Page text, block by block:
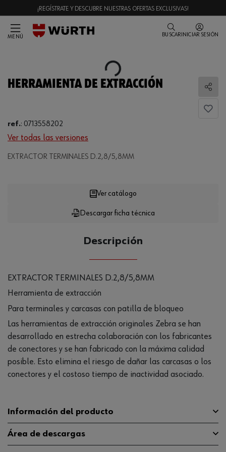
¡REGÍSTRATE Y DESCUBRE NUESTRAS OFERTAS EXCLUSIVAS!
MENÚ BUSCAR INICIAR SESIÓN
Loading...
HERRAMIENTA DE EXTRACCIÓN
ref.: 0713558202
Ver todas las versiones
EXTRACTOR TERMINALES D.2,8/5,8MM
Loading...
Descargar ficha técnica
Ver catálogo
Descripción
EXTRACTOR TERMINALES D.2,8/5,8MM
Herramienta de extracción
Para terminales y carcasas con patilla de bloqueo
Las herramientas de extracción originales Zebra se han
desarrollado en estrecha colaboración con los fabricantes
de conectores y se han fabricado con la máxima calidad
posible. Esto elimina el riesgo de dañar las carcasas o los
conectores y el costoso tiempo de inactividad asociado.
Información del producto
Anchura de hoja 1 mm
Área de descargas